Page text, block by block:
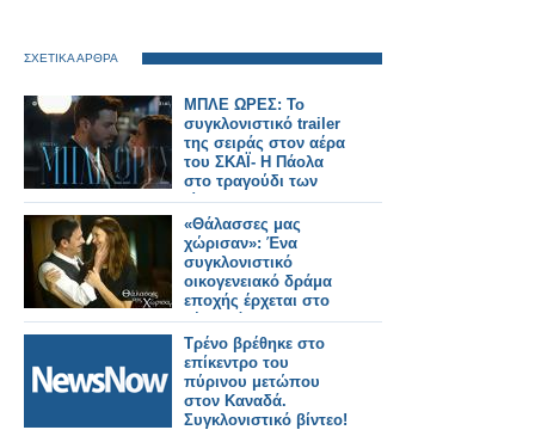
ΣΧΕΤΙΚΑ ΑΡΘΡΑ
ΜΠΛΕ ΩΡΕΣ: Το
συγκλονιστικό trailer
της σειράς στον αέρα
του ΣΚΑΪ- Η Πάολα
στο τραγούδι των
τίτλων
«Θάλασσες μας
χώρισαν»: Ένα
συγκλονιστικό
οικογενειακό δράμα
εποχής έρχεται στο
νέο πρόγραμμα της
ΕΡΤ
Τρένο βρέθηκε στο
επίκεντρο του
πύρινου μετώπου
στον Καναδά.
Συγκλονιστικό βίντεο!